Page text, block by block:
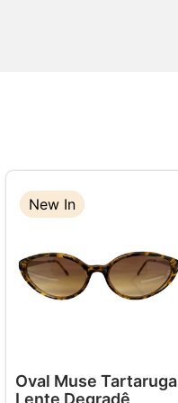
New In
New In
Oval Muse Tartaruga
Lente Degradê